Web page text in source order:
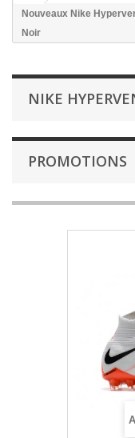
Nouveaux Nike
Noir
NIKE
PROMOTIONS